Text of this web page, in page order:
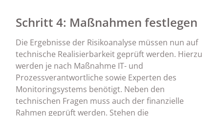
Schritt 4: Maßnahmen festlegen
Die Ergebnisse der Risikoanalyse müssen nun auf
technische Realisierbarkeit geprüft werden. Hierzu
werden je nach Maßnahme IT- und
Prozessverantwortliche sowie Experten des
Monitoringsystems benötigt. Neben den
technischen Fragen muss auch der finanzielle
Rahmen geprüft werden. Stehen die